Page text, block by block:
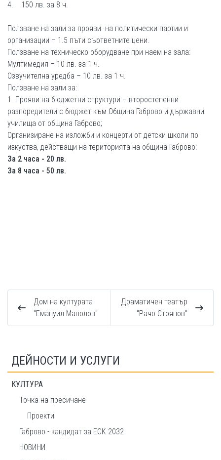
4. 150 лв. за 8 ч.
Ползване на зали за прояви на политически партии и
организации – 1.5 пъти съответните цени.
Ползване на техническо оборудване при наем на зала:
Мултимедия – 10 лв. за 1 ч.
Озвучителна уредба – 10 лв. за 1 ч.
Ползване на зали за:
1. Прояви на бюджетни структури – второстепенни
разпоредители с бюджет към Община Габрово и държавни
училища от община Габрово;
Организиране на изложби и концерти от детски школи по
изкуства, действащи на територията на община Габрово:
За 2 часа - 20 лв.
За 8 часа - 50 лв.
Дом на културата
"Емануил Манолов"
Драматичен театър
"Рачо Стоянов"
ДЕЙНОСТИ И УСЛУГИ
КУЛТУРА
Точка на пресичане
Проекти
Габрово - кандидат за ЕСК 2032
НОВИНИ